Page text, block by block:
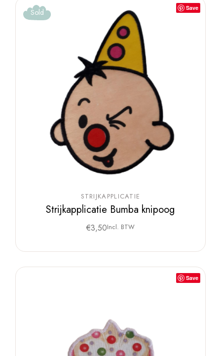
Save
Sold
STRIJKAPPLICATIE
Strijkapplicatie Bumba knipoog
€3,50Incl. BTW
Save